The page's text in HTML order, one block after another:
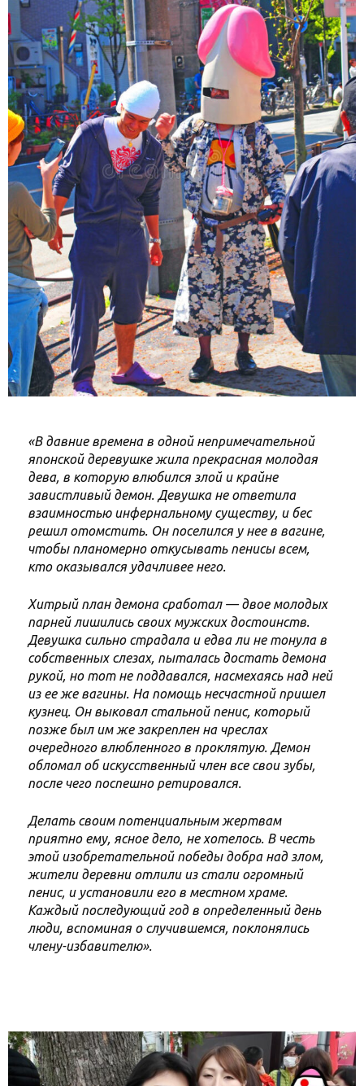
«В давние времена в одной непримечательной
японской деревушке жила прекрасная молодая
дева, в которую влюбился злой и крайне
завистливый демон. Девушка не ответила
взаимностью инфернальному существу, и бес
решил отомстить. Он поселился у нее в вагине,
чтобы планомерно откусывать пенисы всем,
кто оказывался удачливее него.
Хитрый план демона сработал — двое молодых
парней лишились своих мужских достоинств.
Девушка сильно страдала и едва ли не тонула в
собственных слезах, пыталась достать демона
рукой, но тот не поддавался, насмехаясь над ней
из ее же вагины. На помощь несчастной пришел
кузнец. Он выковал стальной пенис, который
позже был им же закреплен на чреслах
очередного влюбленного в проклятую. Демон
обломал об искусственный член все свои зубы,
после чего поспешно ретировался.
Делать своим потенциальным жертвам
приятно ему, ясное дело, не хотелось. В честь
этой изобретательной победы добра над злом,
жители деревни отлили из стали огромный
пенис, и установили его в местном храме.
Каждый последующий год в определенный день
люди, вспоминая о случившемся, поклонялись
члену-избавителю».